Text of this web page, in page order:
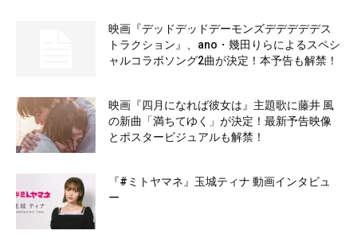
映画『デッドデッドデーモンズデデデデデス
トラクション』、ano・幾田りらによるスペシ
ャルコラボソング2曲が決定！本予告も解禁！
映画『四月になれば彼女は』主題歌に藤井 風
の新曲「満ちてゆく」が決定！最新予告映像
とポスタービジュアルも解禁！
『#ミトヤマネ』玉城ティナ 動画インタビュ
ー